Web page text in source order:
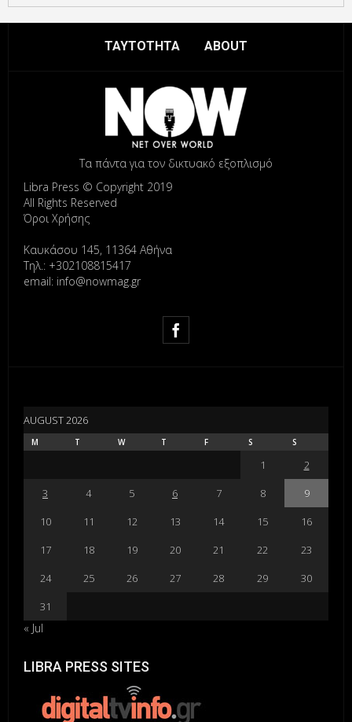
ΤΑΥΤΟΤΗΤΑ ABOUT
Τα πάντα για τον δικτυακό εξοπλισμό
Libra Press © Copyright 2019
All Rights Reserved
Όροι Χρήσης
Καυκάσου 145, 11364 Αθήνα
Τηλ.: +302108815417
email: info@nowmag.gr
AUGUST 2026
M T W T F S S
1
2
3
4 5 6 7 8
9
10
11 12 13 14 15
16
17
18 19 20 21 22
23
24
25 26 27 28 29
30
31
« Jul
LIBRA PRESS SITES